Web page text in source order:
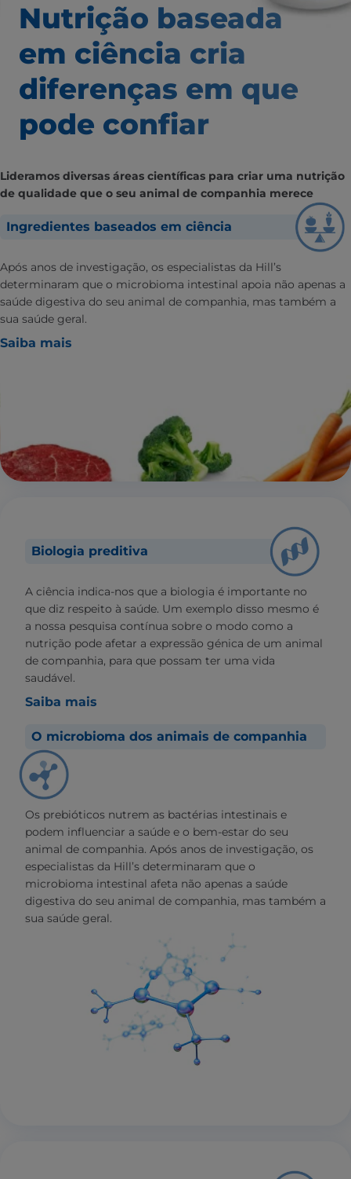
Nutrição baseada
em ciência cria
diferenças em que
pode confiar
Lideramos diversas áreas científicas para criar uma nutrição
de qualidade que o seu animal de companhia merece
Ingredientes baseados em ciência
Após anos de investigação, os especialistas da Hill’s
determinaram que o microbioma intestinal apoia não apenas a
saúde digestiva do seu animal de companhia, mas também a
sua saúde geral.
Saiba mais
Biologia preditiva
A ciência indica-nos que a biologia é importante no
que diz respeito à saúde. Um exemplo disso mesmo é
a nossa pesquisa contínua sobre o modo como a
nutrição pode afetar a expressão génica de um animal
de companhia, para que possam ter uma vida
saudável.
Saiba mais
O microbioma dos animais de companhia
Os prebióticos nutrem as bactérias intestinais e
podem influenciar a saúde e o bem-estar do seu
animal de companhia. Após anos de investigação, os
especialistas da Hill’s determinaram que o
microbioma intestinal afeta não apenas a saúde
digestiva do seu animal de companhia, mas também a
sua saúde geral.